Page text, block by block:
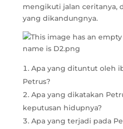
mengikuti jalan ceritanya,
yang dikandungnya.
Apa yang dituntut oleh
Petrus?
Apa yang dikatakan
keputusan hidupnya?
Apa yang terjadi pada